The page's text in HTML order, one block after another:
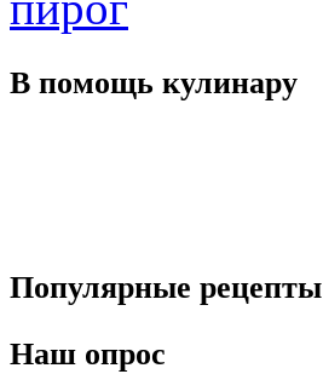
В помощь кулинару
Популярные рецепты
Наш опрос